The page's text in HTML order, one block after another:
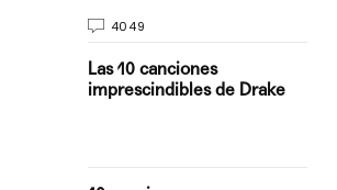
4049
Las 10 canciones
imprescindibles de Drake